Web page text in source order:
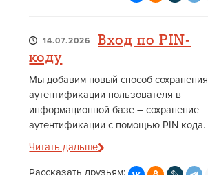
14.07.2026
Вход по PIN-
коду
Мы добавим новый способ сохранения
аутентификации пользователя в
информационной базе – сохранение
аутентификации с помощью PIN-кода.
Читать дальше
Рассказать друзьям: